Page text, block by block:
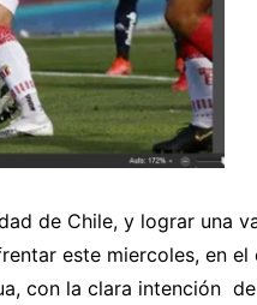
de Chile, y lograr una
este miercoles, en el
con la clara intención